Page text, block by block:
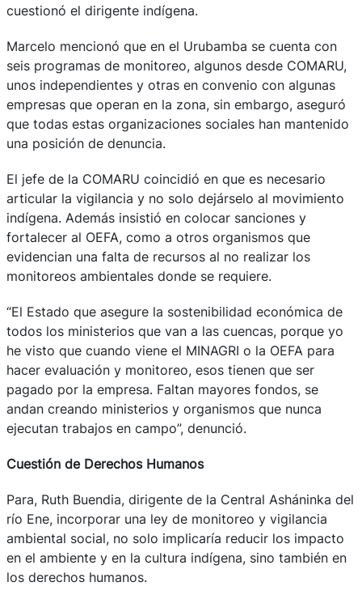
cuestionó el dirigente indígena.
Marcelo mencionó que en el Urubamba se cuenta con
seis programas de monitoreo, algunos desde COMARU,
unos independientes y otras en convenio con algunas
empresas que operan en la zona, sin embargo, aseguró
que todas estas organizaciones sociales han mantenido
una posición de denuncia.
El jefe de la COMARU coincidió en que es necesario
articular la vigilancia y no solo dejárselo al movimiento
indígena. Además insistió en colocar sanciones y
fortalecer al OEFA, como a otros organismos que
evidencian una falta de recursos al no realizar los
monitoreos ambientales donde se requiere.
“El Estado que asegure la sostenibilidad económica de
todos los ministerios que van a las cuencas, porque yo
he visto que cuando viene el MINAGRI o la OEFA para
hacer evaluación y monitoreo, esos tienen que ser
pagado por la empresa. Faltan mayores fondos, se
andan creando ministerios y organismos que nunca
ejecutan trabajos en campo”, denunció.
Cuestión de Derechos Humanos
Para, Ruth Buendia, dirigente de la Central Asháninka del
río Ene, incorporar una ley de monitoreo y vigilancia
ambiental social, no solo implicaría reducir los impacto
en el ambiente y en la cultura indígena, sino también en
los derechos humanos.